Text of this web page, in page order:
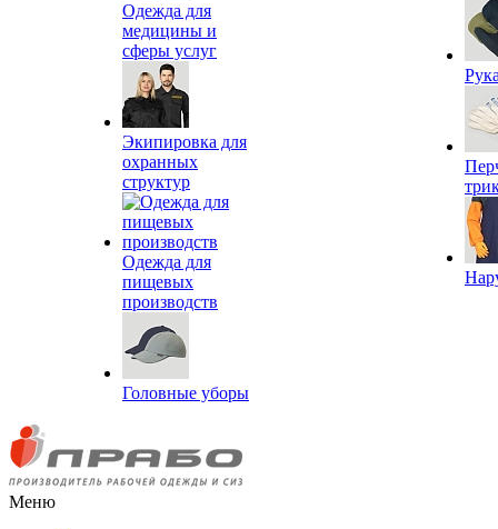
Одежда для
медицины и
сферы услуг
Экипировка для
охранных
структур
Одежда для
пищевых
производств
Головные уборы
Меню